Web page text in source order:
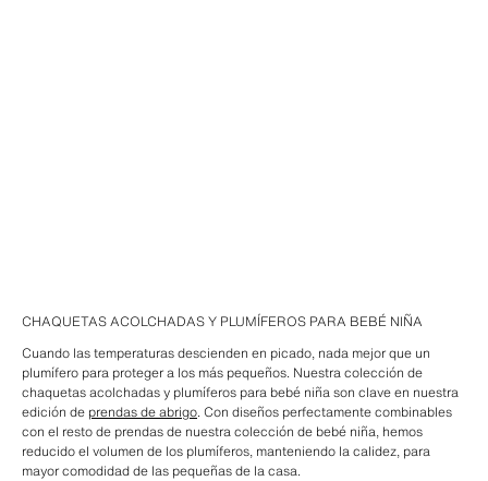
CHAQUETAS ACOLCHADAS Y PLUMÍFEROS PARA BEBÉ NIÑA
Cuando las temperaturas descienden en picado, nada mejor que un
plumífero para proteger a los más pequeños. Nuestra colección de
chaquetas acolchadas y plumíferos para bebé niña son clave en nuestra
edición de prendas de abrigo. Con diseños perfectamente combinables
con el resto de prendas de nuestra colección de bebé niña, hemos
reducido el volumen de los plumíferos, manteniendo la calidez, para
mayor comodidad de las pequeñas de la casa.